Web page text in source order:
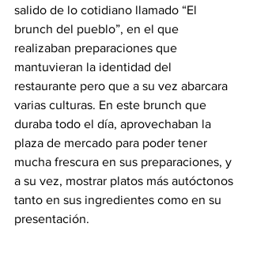
salido de lo cotidiano llamado “El
brunch del pueblo”, en el que
realizaban preparaciones que
mantuvieran la identidad del
restaurante pero que a su vez abarcara
varias culturas. En este brunch que
duraba todo el día, aprovechaban la
plaza de mercado para poder tener
mucha frescura en sus preparaciones, y
a su vez, mostrar platos más autóctonos
tanto en sus ingredientes como en su
presentación.